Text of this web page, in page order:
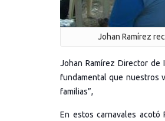
Johan Ramírez
Johan Ramírez Director de
fundamental que nuestros
familias”,
En estos carnavales